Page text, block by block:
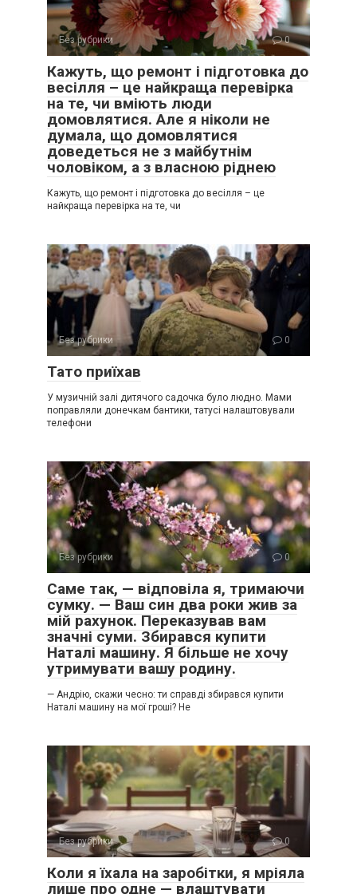
Без рубрики 0
Кажуть, що ремонт і підготовка до
весілля – це найкраща перевірка
на те, чи вміють люди
домовлятися. Але я ніколи не
думала, що домовлятися
доведеться не з майбутнім
чоловіком, а з власною ріднею
Кажуть, що ремонт і підготовка до весілля – це
найкраща перевірка на те, чи
Без рубрики 0
Тато приїхав
У музичній залі дитячого садочка було людно. Мами
поправляли донечкам бантики, татусі налаштовували
телефони
Без рубрики 0
Саме так, — відповіла я, тримаючи
сумку. — Ваш син два роки жив за
мій рахунок. Переказував вам
значні суми. Збирався купити
Наталі машину. Я більше не хочу
утримувати вашу родину.
— Андрію, скажи чесно: ти справді збирався купити
Наталі машину на мої гроші? Не
Без рубрики 0
Коли я їхала на заробітки, я мріяла
лише про одне — влаштувати